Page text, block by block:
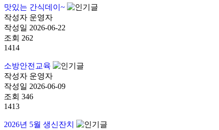
맛있는 간식데이~
작성자 운영자
작성일 2026-06-22
조회 262
1414
소방안전교육
작성자 운영자
작성일 2026-06-09
조회 346
1413
2026년 5월 생신잔치